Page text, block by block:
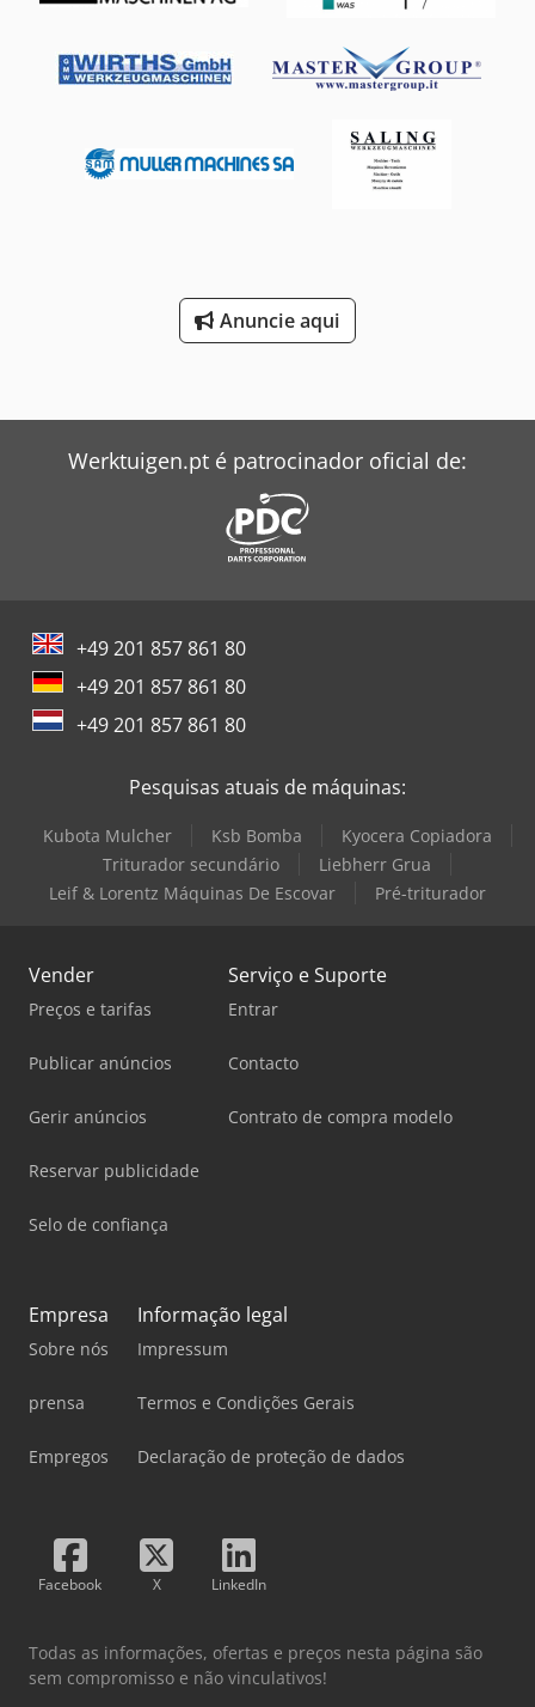
Anuncie aqui
Werktuigen.pt é patrocinador oficial de:
+49 201 857 861 80
+49 201 857 861 80
+49 201 857 861 80
Pesquisas atuais de máquinas:
Kubota Mulcher Ksb Bomba
Kyocera Copiadora
Triturador secundário
Liebherr Grua
Leif & Lorentz Máquinas De Escovar
Pré-triturador
Vender
Preços e tarifas
Publicar anúncios
Gerir anúncios
Reservar publicidade
Selo de confiança
Serviço e Suporte
Entrar
Contacto
Contrato de compra modelo
Empresa
Sobre nós
prensa
Empregos
Informação legal
Impressum
Termos e Condições Gerais
Declaração de proteção de dados
Facebook X LinkedIn
Todas as informações, ofertas e preços nesta página são
sem compromisso e não vinculativos!